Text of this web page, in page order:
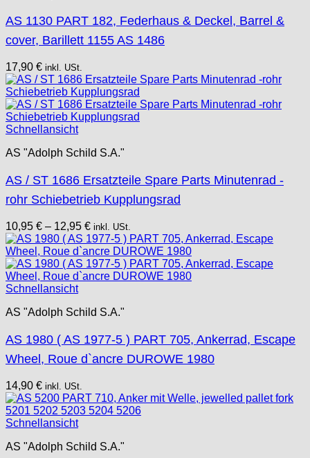
AS 1130 PART 182, Federhaus & Deckel, Barrel &
cover, Barillett 1155 AS 1486
17,90 € inkl. USt.
Schnellansicht
AS "Adolph Schild S.A."
AS / ST 1686 Ersatzteile Spare Parts Minutenrad -
rohr Schiebetrieb Kupplungsrad
10,95 € – 12,95 € inkl. USt.
Schnellansicht
AS "Adolph Schild S.A."
AS 1980 ( AS 1977-5 ) PART 705, Ankerrad, Escape
Wheel, Roue d`ancre DUROWE 1980
14,90 € inkl. USt.
Schnellansicht
AS "Adolph Schild S.A."